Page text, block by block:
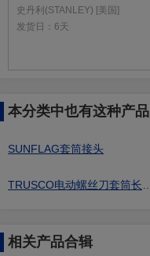
史丹利(STANLEY) [美国]
发货日： 6天
本分类中也有这种产品
SUNFLAG套筒接头
相关产品合辑